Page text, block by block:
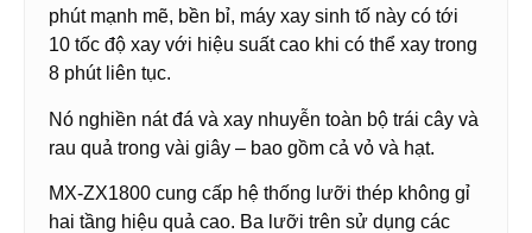
phút mạnh mẽ, bền bỉ, máy xay sinh tố này có tới
10 tốc độ xay với hiệu suất cao khi có thể xay trong
8 phút liên tục.
Nó nghiền nát đá và xay nhuyễn toàn bộ trái cây và
rau quả trong vài giây – bao gồm cả vỏ và hạt.
MX-ZX1800 cung cấp hệ thống lưỡi thép không gỉ
hai tầng hiệu quả cao. Ba lưỡi trên sử dụng các